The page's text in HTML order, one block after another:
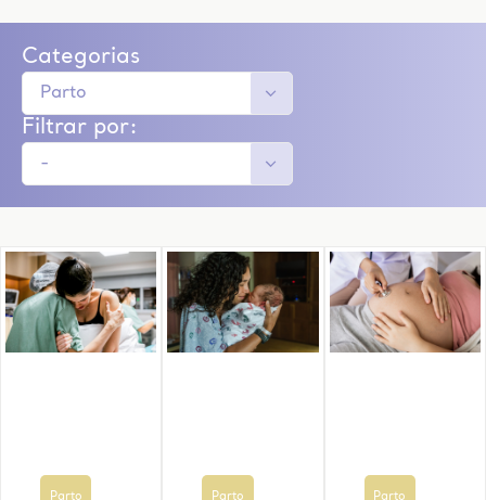
Categorias
Filtrar por:
Parto Parto Parto